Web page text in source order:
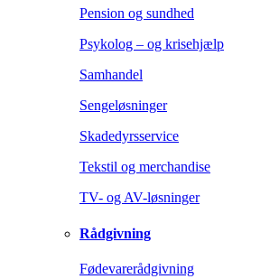
Pension og sundhed
Psykolog – og krisehjælp
Samhandel
Sengeløsninger
Skadedyrsservice
Tekstil og merchandise
TV- og AV-løsninger
Rådgivning
Fødevarerådgivning